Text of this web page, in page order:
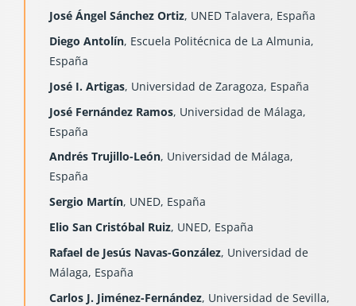
José Ángel Sánchez Ortiz, UNED Talavera, España
Diego Antolín, Escuela Politécnica de La Almunia,
España
José I. Artigas, Universidad de Zaragoza, España
José Fernández Ramos, Universidad de Málaga,
España
Andrés Trujillo-León, Universidad de Málaga,
España
Sergio Martín, UNED, España
Elio San Cristóbal Ruiz, UNED, España
Rafael de Jesús Navas-González, Universidad de
Málaga, España
Carlos J. Jiménez-Fernández, Universidad de Sevilla,